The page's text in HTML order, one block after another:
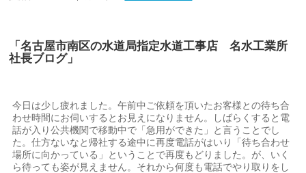
「名古屋市南区の水道局指定水道工事店 名水工業所
社長ブログ」
今日は少し疲れました。午前中ご依頼を頂いたお客様との待ち合
わせ時間にお伺いするとお見えになりません。しばらくすると電
話が入り公共機関で移動中で「急用ができた」と言うことでし
た。仕方ないなと帰社する途中に再度電話がはいり「待ち合わせ
場所に向かっている」ということで再度もどりました。が、いく
ら待っても姿が見えません。それから何度も電話でやり取りをし